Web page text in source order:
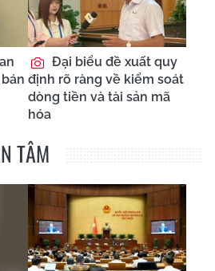
Đại biểu đề xuất quy
định rõ ràng về kiểm soát
dòng tiền và tài sản mã
hóa
TÂM